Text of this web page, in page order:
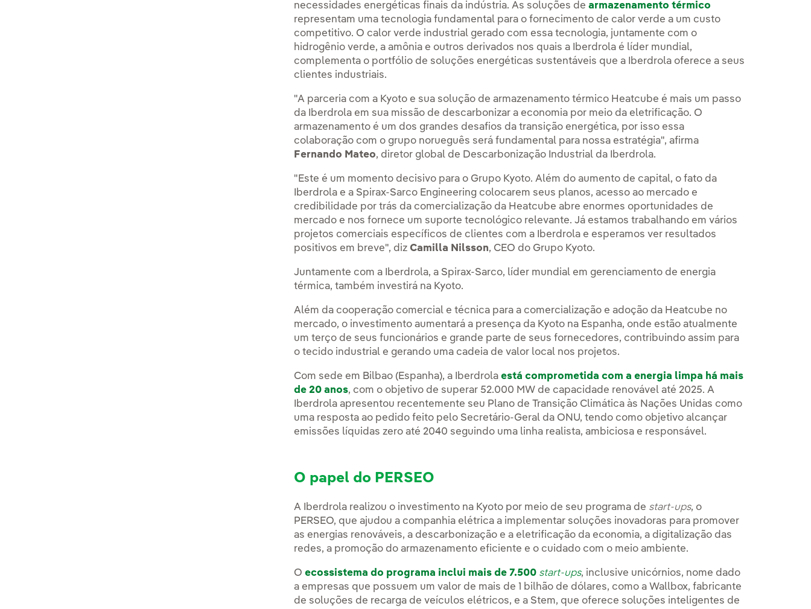
necessidades energéticas finais da indústria. As soluções dearmazenamento térmico
representam uma tecnologia fundamental para o fornecimento de calor verde a um custo
competitivo. O calor verde industrial gerado com essa tecnologia, juntamente com o
hidrogênio verde, a amônia e outros derivados nos quais a Iberdrola é líder mundial,
complementa o portfólio de soluções energéticas sustentáveis que a Iberdrola oferece a seus
clientes industriais.
"A parceria com a Kyoto e sua solução de armazenamento térmico Heatcube é mais um passo
da Iberdrola em sua missão de descarbonizar a economia por meio da eletrificação. O
armazenamento é um dos grandes desafios da transição energética, por isso essa
colaboração com o grupo norueguês será fundamental para nossa estratégia", afirma
Fernando Mateo, diretor global de Descarbonização Industrial da Iberdrola.
"Este é um momento decisivo para o Grupo Kyoto. Além do aumento de capital, o fato da
Iberdrola e a Spirax-Sarco Engineering colocarem seus planos, acesso ao mercado e
credibilidade por trás da comercialização da Heatcube abre enormes oportunidades de
mercado e nos fornece um suporte tecnológico relevante. Já estamos trabalhando em vários
projetos comerciais específicos de clientes com a Iberdrola e esperamos ver resultados
positivos em breve", diz Camilla Nilsson, CEO do Grupo Kyoto.
Juntamente com a Iberdrola, a Spirax-Sarco, líder mundial em gerenciamento de energia
térmica, também investirá na Kyoto.
Além da cooperação comercial e técnica para a comercialização e adoção da Heatcube no
mercado, o investimento aumentará a presença da Kyoto na Espanha, onde estão atualmente
um terço de seus funcionários e grande parte de seus fornecedores, contribuindo assim para
o tecido industrial e gerando uma cadeia de valor local nos projetos.
Com sede em Bilbao (Espanha), a Iberdrolaestá comprometida com a energia limpa há mais
de 20 anos, com o objetivo de superar 52.000 MW de capacidade renovável até 2025. A
Iberdrola apresentou recentemente seu Plano de Transição Climática às Nações Unidas como
uma resposta ao pedido feito pelo Secretário-Geral da ONU, tendo como objetivo alcançar
emissões líquidas zero até 2040 seguindo uma linha realista, ambiciosa e responsável.
O papel do PERSEO
A Iberdrola realizou o investimento na Kyoto por meio de seu programa de start-ups, o
PERSEO, que ajudou a companhia elétrica a implementar soluções inovadoras para promover
as energias renováveis, a descarbonização e a eletrificação da economia, a digitalização das
redes, a promoção do armazenamento eficiente e o cuidado com o meio ambiente.
Oecossistema do programa inclui mais de 7.500 start-ups, inclusive unicórnios, nome dado
a empresas que possuem um valor de mais de 1 bilhão de dólares, como a Wallbox, fabricante
de soluções de recarga de veículos elétricos, e a Stem, que oferece soluções inteligentes de